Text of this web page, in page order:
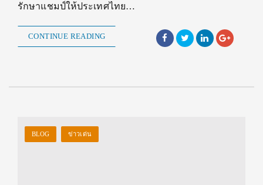
รักษาแชมป์ให้ประเทศไทย…
CONTINUE READING
BLOG ข่าวเด่น